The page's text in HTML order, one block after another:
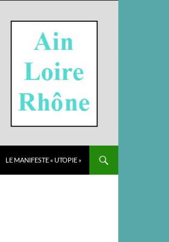
LE MANIFESTE « UTOPIE »